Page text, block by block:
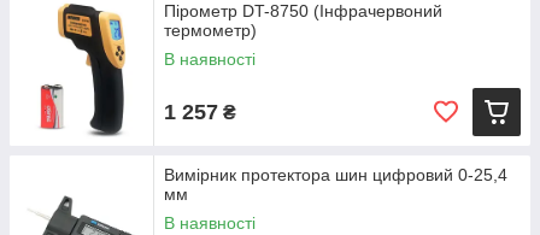
Пірометр DT-8750 (Інфрачервоний
термометр)
В наявності
1 257 ₴
Вимірник протектора шин цифровий 0-25,4
мм
В наявності